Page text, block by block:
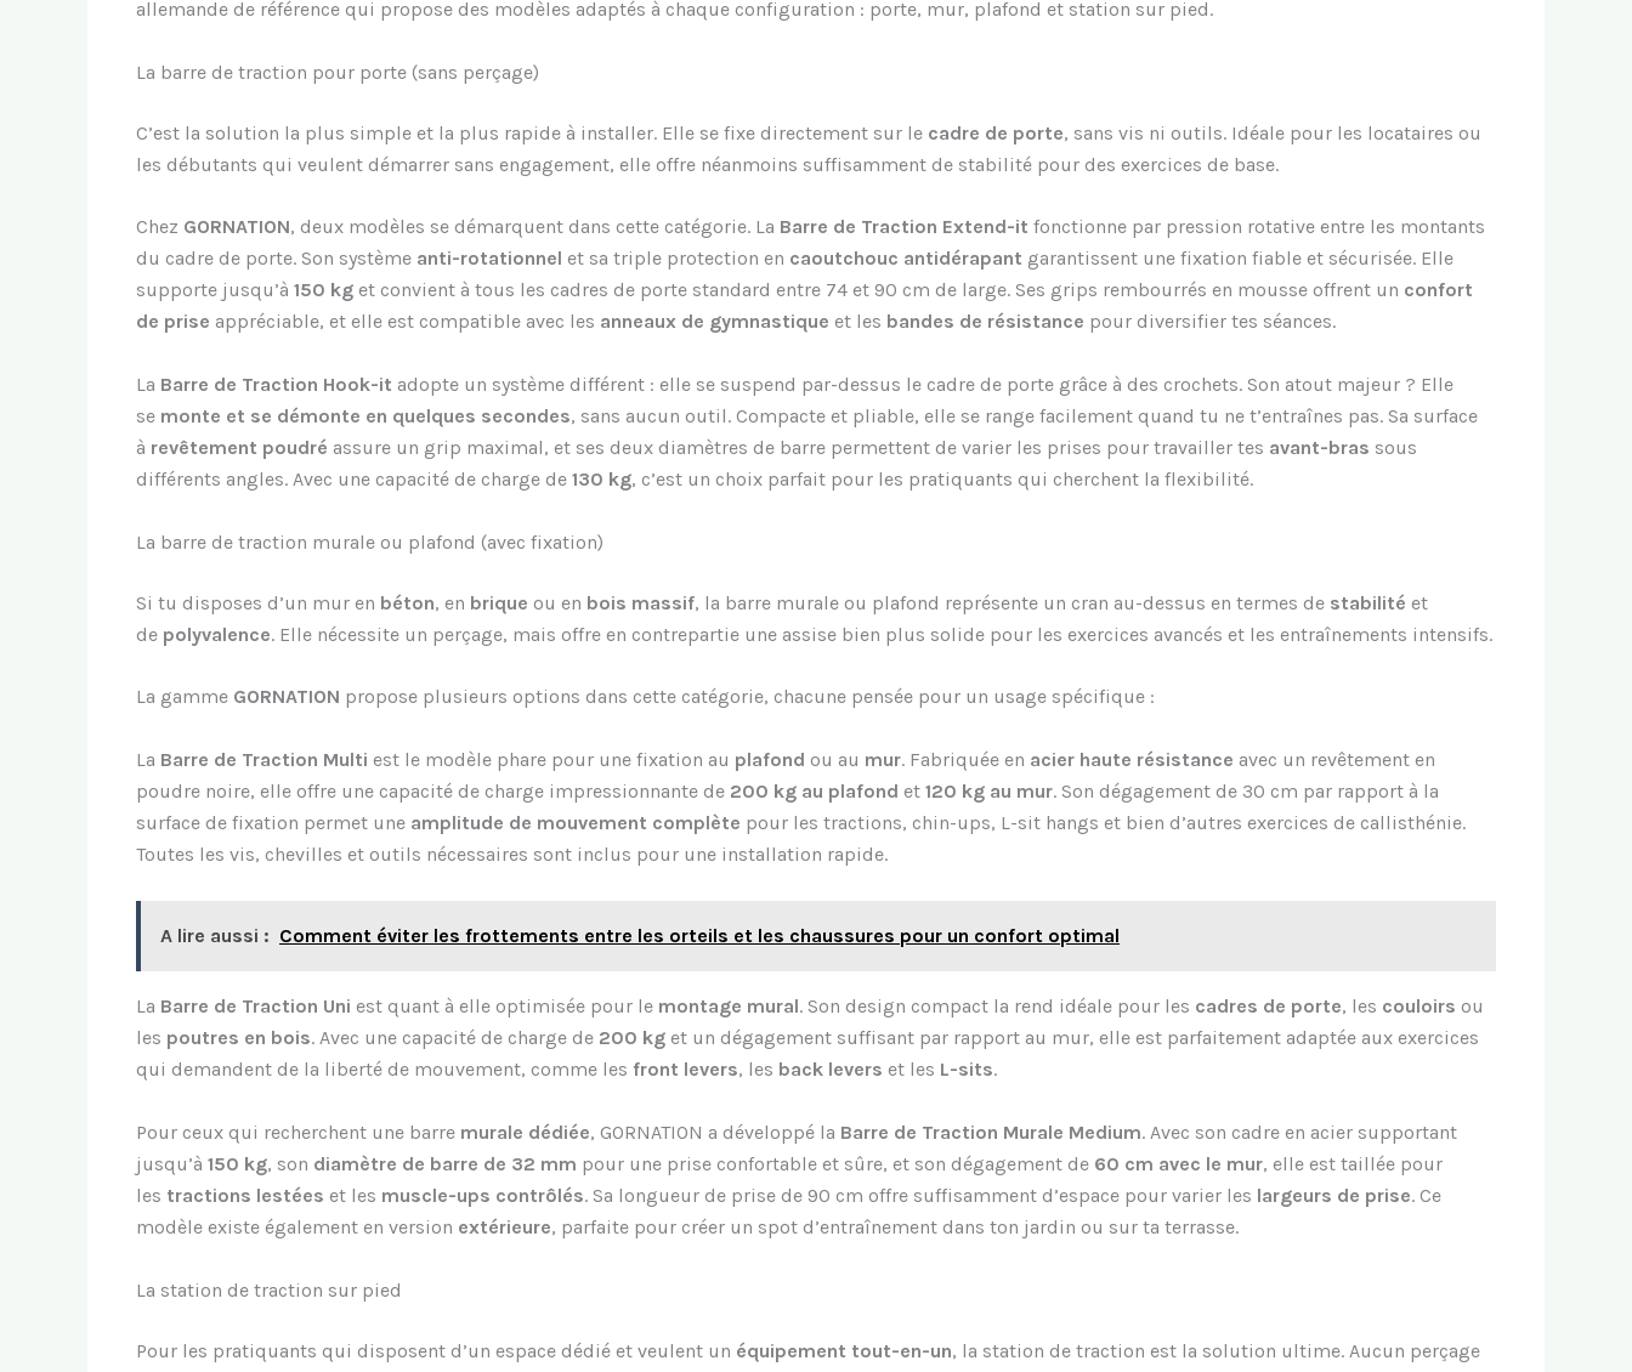
allemande de référence qui propose des modèles adaptés à chaque configuration : porte, mur, plafond et station sur pied.
La barre de traction pour porte (sans perçage)
C’est la solution la plus simple et la plus rapide à installer. Elle se fixe directement sur le cadre de porte, sans vis ni outils. Idéale pour les locataires ou
les débutants qui veulent démarrer sans engagement, elle offre néanmoins suffisamment de stabilité pour des exercices de base.
Chez GORNATION, deux modèles se démarquent dans cette catégorie. La Barre de Traction Extend-it fonctionne par pression rotative entre les montants
du cadre de porte. Son système anti-rotationnel et sa triple protection en caoutchouc antidérapant garantissent une fixation fiable et sécurisée. Elle
supporte jusqu’à 150 kg et convient à tous les cadres de porte standard entre 74 et 90 cm de large. Ses grips rembourrés en mousse offrent un confort
de prise appréciable, et elle est compatible avec les anneaux de gymnastique et les bandes de résistance pour diversifier tes séances.
La Barre de Traction Hook-it adopte un système différent : elle se suspend par-dessus le cadre de porte grâce à des crochets. Son atout majeur ? Elle
se monte et se démonte en quelques secondes, sans aucun outil. Compacte et pliable, elle se range facilement quand tu ne t’entraînes pas. Sa surface
à revêtement poudré assure un grip maximal, et ses deux diamètres de barre permettent de varier les prises pour travailler tes avant-bras sous
différents angles. Avec une capacité de charge de 130 kg, c’est un choix parfait pour les pratiquants qui cherchent la flexibilité.
La barre de traction murale ou plafond (avec fixation)
Si tu disposes d’un mur en béton, en brique ou en bois massif, la barre murale ou plafond représente un cran au-dessus en termes de stabilité et
de polyvalence. Elle nécessite un perçage, mais offre en contrepartie une assise bien plus solide pour les exercices avancés et les entraînements intensifs.
La gamme GORNATION propose plusieurs options dans cette catégorie, chacune pensée pour un usage spécifique :
La Barre de Traction Multi est le modèle phare pour une fixation au plafond ou au mur. Fabriquée en acier haute résistance avec un revêtement en
poudre noire, elle offre une capacité de charge impressionnante de 200 kg au plafond et 120 kg au mur. Son dégagement de 30 cm par rapport à la
surface de fixation permet une amplitude de mouvement complète pour les tractions, chin-ups, L-sit hangs et bien d’autres exercices de callisthénie.
Toutes les vis, chevilles et outils nécessaires sont inclus pour une installation rapide.
A lire aussi : Comment éviter les frottements entre les orteils et les chaussures pour un confort optimal
La Barre de Traction Uni est quant à elle optimisée pour le montage mural. Son design compact la rend idéale pour les cadres de porte, les couloirs ou
les poutres en bois. Avec une capacité de charge de 200 kg et un dégagement suffisant par rapport au mur, elle est parfaitement adaptée aux exercices
qui demandent de la liberté de mouvement, comme les front levers, les back levers et les L-sits.
Pour ceux qui recherchent une barre murale dédiée, GORNATION a développé la Barre de Traction Murale Medium. Avec son cadre en acier supportant
jusqu’à 150 kg, son diamètre de barre de 32 mm pour une prise confortable et sûre, et son dégagement de 60 cm avec le mur, elle est taillée pour
les tractions lestées et les muscle-ups contrôlés. Sa longueur de prise de 90 cm offre suffisamment d’espace pour varier les largeurs de prise. Ce
modèle existe également en version extérieure, parfaite pour créer un spot d’entraînement dans ton jardin ou sur ta terrasse.
La station de traction sur pied
Pour les pratiquants qui disposent d’un espace dédié et veulent un équipement tout-en-un, la station de traction est la solution ultime. Aucun perçage